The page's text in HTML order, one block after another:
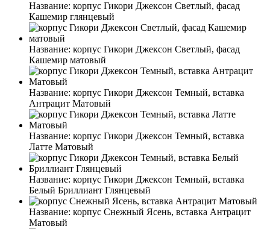
Название: корпус Гикори Джексон Светлый, фасад
Кашемир глянцевый
Название: корпус Гикори Джексон Светлый, фасад
Кашемир матовый
Название: корпус Гикори Джексон Темный, вставка
Антрацит Матовый
Название: корпус Гикори Джексон Темный, вставка
Латте Матовый
Название: корпус Гикори Джексон Темный, вставка
Белый Бриллиант Глянцевый
Название: корпус Снежный Ясень, вставка Антрацит
Матовый